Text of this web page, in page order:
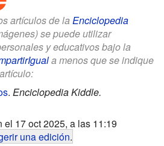
artículos de la Enciclopedia
se puede utilizar
y educativos bajo la
a menos que se indique
. Enciclopedia Kiddle.
el 17 oct 2025, a las 11:19
una edición.